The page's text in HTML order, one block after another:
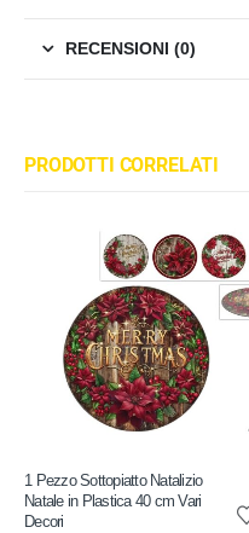
RECENSIONI (0)
PRODOTTI CORRELATI
1 Pezzo Sottopiatto Natalizio
Natale in Plastica 40 cm Vari
Decori